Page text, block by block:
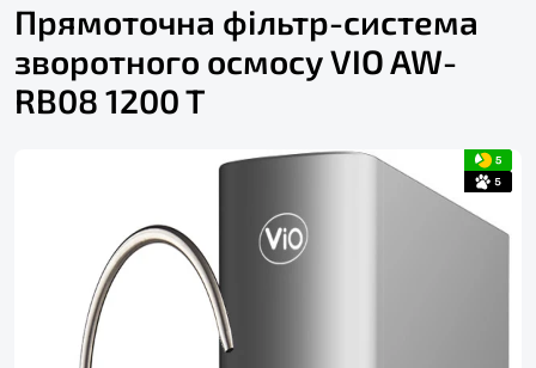
Прямоточна фільтр-система
зворотного осмосу VIO AW-
RB08 1200 T